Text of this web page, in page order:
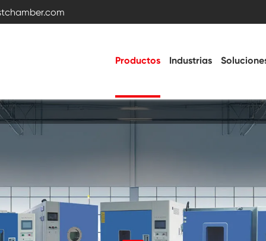
Productos
Cámara fría caliente
Cámara de vibración
Industrias